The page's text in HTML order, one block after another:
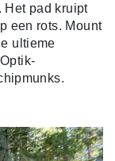
Het pad kruipt
een rots. Mount
ultieme